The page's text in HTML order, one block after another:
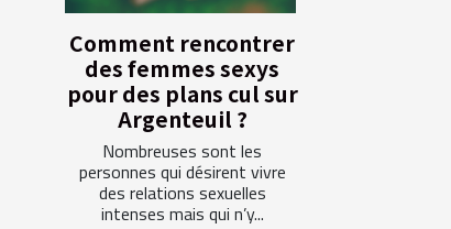
Comment rencontrer
des femmes sexys
pour des plans cul sur
Argenteuil ?
Nombreuses sont les
personnes qui désirent vivre
des relations sexuelles
intenses mais qui n’y...